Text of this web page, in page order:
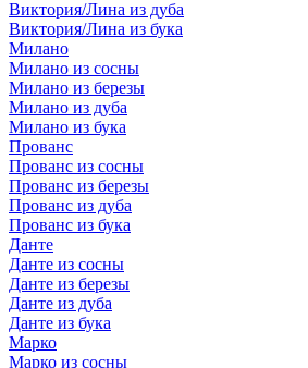
Виктория/Лина из дуба
Виктория/Лина из бука
Милано
Милано из сосны
Милано из березы
Милано из дуба
Милано из бука
Прованс
Прованс из сосны
Прованс из березы
Прованс из дуба
Прованс из бука
Данте
Данте из сосны
Данте из березы
Данте из дуба
Данте из бука
Марко
Марко из сосны